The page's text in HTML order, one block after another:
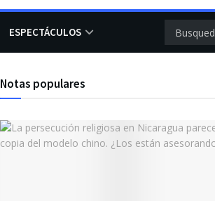
ESPECTÁCULOS
Notas populares